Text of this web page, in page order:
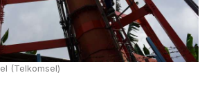
(Telkomsel)